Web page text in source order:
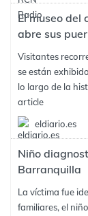
El museo
abre sus
Visitantes
se están
lo largo de la
article
eldiario.es
Niño
Barranquilla
La víctima fue
familiares, el